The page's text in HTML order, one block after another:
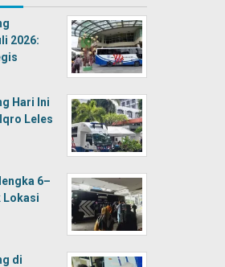
2026:
Hari Ini
Leles
6–
Lokasi
di